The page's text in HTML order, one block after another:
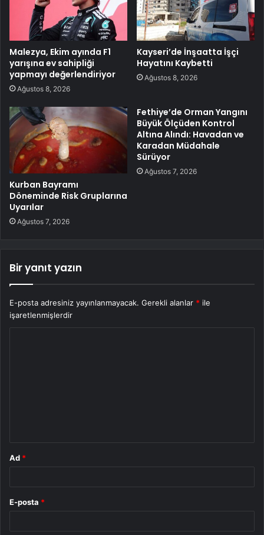
Malezya, Ekim ayında F1
yarışına ev sahipliği
yapmayı değerlendiriyor
Ağustos 8, 2026
Kayseri’de İnşaatta İşçi
Hayatını Kaybetti
Ağustos 8, 2026
Kurban Bayramı
Döneminde Risk Gruplarına
Uyarılar
Ağustos 7, 2026
Fethiye’de Orman Yangını
Büyük Ölçüden Kontrol
Altına Alındı: Havadan ve
Karadan Müdahale
Sürüyor
Ağustos 7, 2026
Bir yanıt yazın
E-posta adresiniz yayınlanmayacak. Gerekli alanlar * ile
işaretlenmişlerdir
Ad *
E-posta *